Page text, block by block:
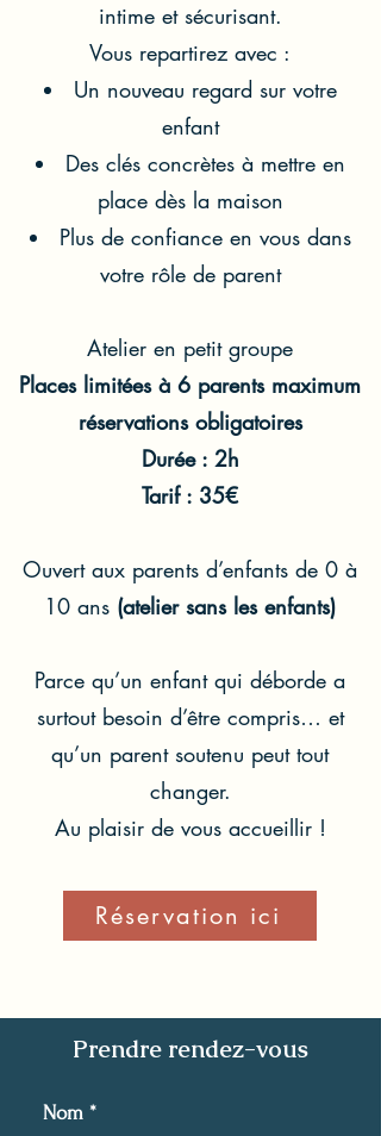
intime et sécurisant.
Vous repartirez avec :
Un nouveau regard sur votre
enfant
Des clés concrètes à mettre en
place dès la maison
Plus de confiance en vous dans
votre rôle de parent
Atelier en petit groupe
Places limitées à 6 parents maximum
réservations obligatoires
Durée : 2h
Tarif : 35€
Ouvert aux parents d’enfants de 0 à
10 ans (atelier sans les enfants)
Parce qu’un enfant qui déborde a
surtout besoin d’être compris… et
qu’un parent soutenu peut tout
changer.
Au plaisir de vous accueillir !
Réservation ici
Prendre rendez-vous
Nom